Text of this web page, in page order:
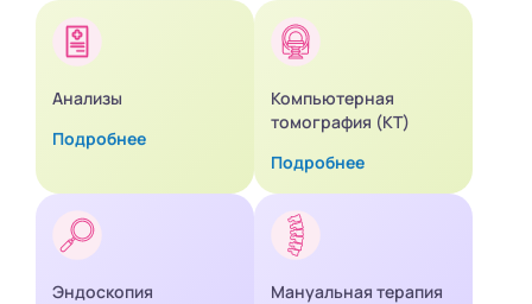
Анализы
Подробнее
Компьютерная
томография (КТ)
Подробнее
Эндоскопия
Мануальная терапия